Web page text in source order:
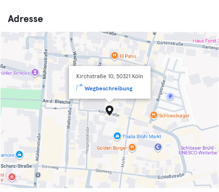
Adresse
Kirchstraße 10, 50321 Köln
Wegbeschreibung